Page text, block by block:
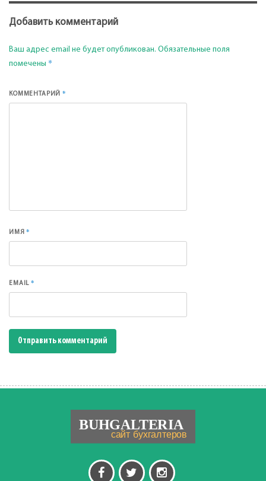
Добавить комментарий
Ваш адрес email не будет опубликован. Обязательные поля
помечены *
КОММЕНТАРИЙ*
ИМЯ*
EMAIL*